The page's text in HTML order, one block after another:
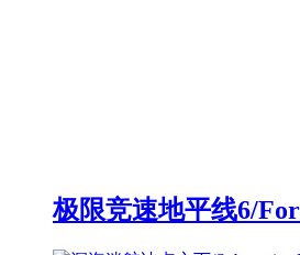
极限竞速地平线6/